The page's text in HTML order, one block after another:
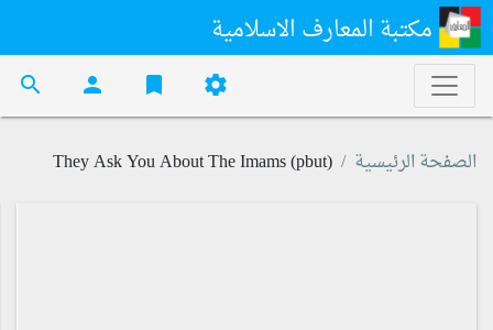
مكتبة المعارف الاسلامية
settings
bookmark
person
search
الصفحة الرئيسية They Ask You About The Imams (pbut)